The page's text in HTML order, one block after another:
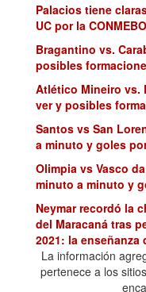
Palacios tiene
UC por la
Bragantino vs.
posibles
Atlético Mineiro vs.
ver y posibles
Santos vs San
a minuto y goles
Olimpia vs Vasco
minuto a minuto y
Neymar recordó la
del Maracaná tras
2021: la enseñanza
Árbitro
durante la Copa
La información
pertenece a los